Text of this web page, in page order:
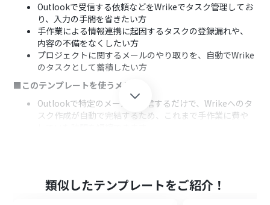
Outlookで受信する依頼などをWrikeでタスク管理してお
り、入力の手間を省きたい方
手作業による情報連携に起因するタスクの登録漏れや、
内容の不備をなくしたい方
プロジェクトに関するメールのやり取りを、自動でWrike
のタスクとして蓄積したい方
■このテンプレートを使うメリット
Outlookで特定のメールを受信するだけで、Wrikeへのタ
スク作成が自動で完結するため、これまで手作業に費や
■フローボットの流れ
類似したテンプレートをご紹介！